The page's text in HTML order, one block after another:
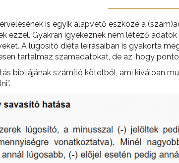
is egyik alapvető eszköze a
ezzel. Gyakran igyekeznek nem létező
A lúgosító diéta leírásaiban is gyakorta
tartalmaz számadatokat, de az, hogy
bibliájának számító kötetből, ami kiválóan